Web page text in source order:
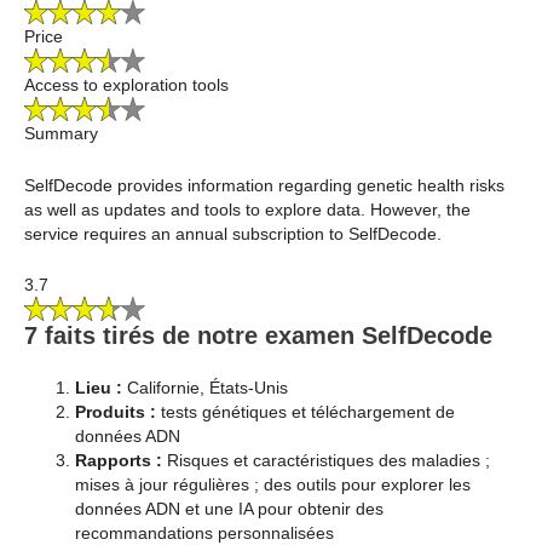
Price
Access to exploration tools
Summary
SelfDecode provides information regarding genetic health risks
as well as updates and tools to explore data. However, the
service requires an annual subscription to SelfDecode.
3.7
7 faits tirés de notre examen SelfDecode
Lieu : Californie, États-Unis
Produits : tests génétiques et téléchargement de
données ADN
Rapports : Risques et caractéristiques des maladies ;
mises à jour régulières ; des outils pour explorer les
données ADN et une IA pour obtenir des
recommandations personnalisées